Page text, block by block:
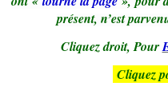
présent, n’est
Cliquez droit, Pour
Cliquez